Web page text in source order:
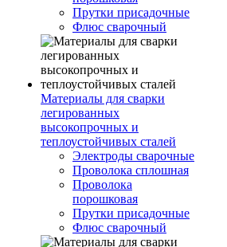
Прутки присадочные
Флюс сварочный
Материалы для сварки
легированных
высокопрочных и
теплоустойчивых сталей
Электроды сварочные
Проволока сплошная
Проволока
порошковая
Прутки присадочные
Флюс сварочный